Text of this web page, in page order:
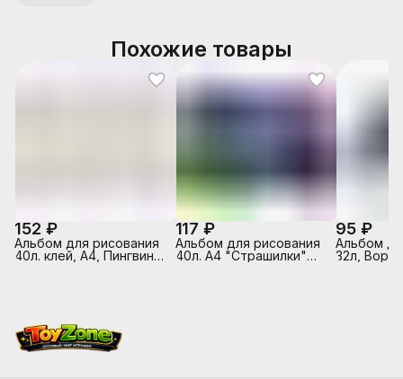
Похожие товары
152 ₽
Альбом для рисования
40л. клей, А4, Пингвины
117 ₽
Альбом для рисования
40л. А4 "Страшилки"
95 ₽
Альбом д/
32л,